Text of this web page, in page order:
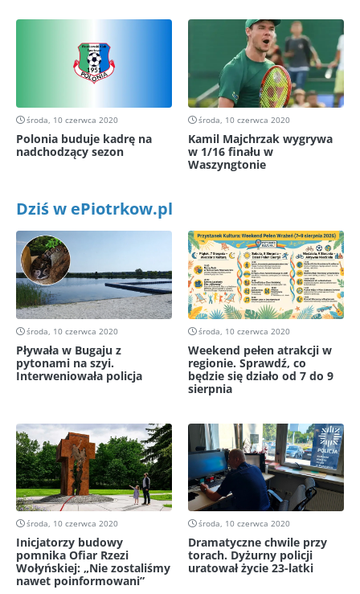
środa, 10 czerwca 2020
Polonia buduje kadrę na
nadchodzący sezon
środa, 10 czerwca 2020
Kamil Majchrzak wygrywa
w 1/16 finału w
Waszyngtonie
Dziś w ePiotrkow.pl
środa, 10 czerwca 2020
Pływała w Bugaju z
pytonami na szyi.
Interweniowała policja
środa, 10 czerwca 2020
Weekend pełen atrakcji w
regionie. Sprawdź, co
będzie się działo od 7 do 9
sierpnia
środa, 10 czerwca 2020
Inicjatorzy budowy
pomnika Ofiar Rzezi
Wołyńskiej: „Nie zostaliśmy
nawet poinformowani”
środa, 10 czerwca 2020
Dramatyczne chwile przy
torach. Dyżurny policji
uratował życie 23-latki